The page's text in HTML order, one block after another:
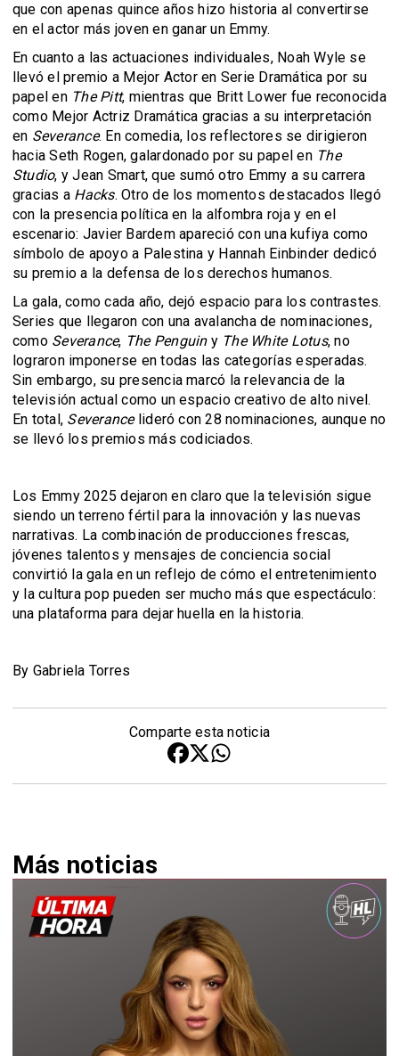
que con apenas quince años hizo historia al convertirse
en el actor más joven en ganar un Emmy.
En cuanto a las actuaciones individuales, Noah Wyle se
llevó el premio a Mejor Actor en Serie Dramática por su
papel en The Pitt, mientras que Britt Lower fue reconocida
como Mejor Actriz Dramática gracias a su interpretación
en Severance. En comedia, los reflectores se dirigieron
hacia Seth Rogen, galardonado por su papel en The
Studio, y Jean Smart, que sumó otro Emmy a su carrera
gracias a Hacks. Otro de los momentos destacados llegó
con la presencia política en la alfombra roja y en el
escenario: Javier Bardem apareció con una kufiya como
símbolo de apoyo a Palestina y Hannah Einbinder dedicó
su premio a la defensa de los derechos humanos.
La gala, como cada año, dejó espacio para los contrastes.
Series que llegaron con una avalancha de nominaciones,
como Severance, The Penguiny The White Lotus, no
lograron imponerse en todas las categorías esperadas.
Sin embargo, su presencia marcó la relevancia de la
televisión actual como un espacio creativo de alto nivel.
En total, Severancelideró con 28 nominaciones, aunque no
se llevó los premios más codiciados.
Los Emmy 2025 dejaron en claro que la televisión sigue
siendo un terreno fértil para la innovación y las nuevas
narrativas. La combinación de producciones frescas,
jóvenes talentos y mensajes de conciencia social
convirtió la gala en un reflejo de cómo el entretenimiento
y la cultura pop pueden ser mucho más que espectáculo:
una plataforma para dejar huella en la historia.
By Gabriela Torres
Comparte esta noticia
Más noticias